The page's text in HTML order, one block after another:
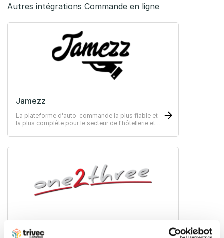
Autres intégrations Commande en ligne
Jamezz
La plateforme d'auto-commande la plus fiable et
la plus complète pour le secteur de l'hôtellerie et